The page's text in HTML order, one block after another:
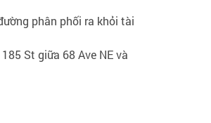
phân phối ra khỏi tài
St giữa 68 Ave NE và